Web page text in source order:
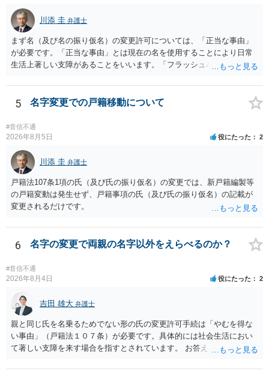
識を前提にすれば、１００万円も含めて返済する必要はないと考えら
れるため、 120万円のみについて交渉を続けることがベターかと存じ
ます。
川添 圭 弁護士
まず名（及び名の振り仮名）の変更許可については、「正当な事由」
が必要です。「正当な事由」とは現在の名を使用することにより日常
生活上著しい支障があることをいいます。「フラッシュバック」とい
きわめて重要になりますので、医師の診断書の記載が重要です（医学
的裏付けがない場合、もっぱら主観的な主張であるとして変更が許可
されません）。 診断書は単に病名の記載では足りず、その症状の発生
原因となった事実と、当該症状が医学的に裏付けられること、そして
その発生原因及び症状が現在の名を使用していることに関連している
こと、といった説明がなされているのが望ましい（むしろ必要）でし
ょう。 ただし、もし上記の理由の主張が難しい場合でも、一定期間通
称名を使用して、その後にいわゆる永年使用を理由とする許可申立て
を選択すれば、比較的緩やかに認められます。 氏の変更については、
本件では、(1)子の氏の変更許可（民法791条1項）と、(2)戸籍法107条1
項の氏の変更許可の2種類が考えられます。 (1)については、ご両親が
父の氏を称したいというケースが多い）。法律上は特に明文の要件が
変更許可の場合、あなたは現在の戸籍からもう一方の親への戸籍に入
籍する（戻る）という戸籍変動になるため、成人した子からの変更許
可申立てにおいては、入籍先である親（及びそこに同籍している配偶
者や15歳以上の子）の同意があるかどうかが重視されるケースが多い
です。 (2)については、「やむを得ない事由」が必要とされます。これ
は、名の変更許可よりも厳重な要件であるとされ、本件のような精神
的・心理的な理由ではなかなかハードルが高いところですが、親から
性的虐待を受けていたケースで氏変更を許可した事案がありますの
5 名字変更での戸籍移動について
#音信不通
2026年8月5日 役にたった 2
川添 圭 弁護士
戸籍法107条1項の氏（及び氏の振り仮名）の変更では、新戸籍編製等
の戸籍変動は発生せず、戸籍事項の氏（及び氏の振り仮名）の記載が
変更されるだけです。
6 名字の変更で両親の名字以外をえらべるのか？
#音信不通
2026年8月4日 役にたった 2
吉田 雄大 弁護士
親と同じ氏を名乗るためでない形の氏の変更許可手続は「やむを得な
い事由」（戸籍法１０７条）が必要です。具体的には社会生活におい
て著しい支障を来す場合を指すとされています。 お答えとしては、理
支障」の具体的判断の中で、現在の氏を使い続けることがなぜよくな